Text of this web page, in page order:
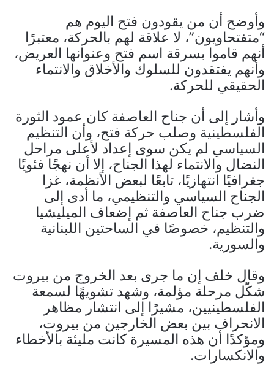
وأوضح أن من يقودون فتح اليوم هم
“متفتحاويون”، لا علاقة لهم بالحركة، معتبرًا
أنهم قاموا بسرقة اسم فتح وعنوانها العريض،
وأنهم يفتقدون للسلوك والأخلاق والانتماء
الحقيقي للحركة.
وأشار إلى أن جناح العاصفة كان عمود الثورة
الفلسطينية وصلب حركة فتح، وأن التنظيم
السياسي لم يكن سوى إعداد لأعلى مراحل
النضال والانتماء لهذا الجناح، إلا أن نهجًا فئويًا
جغرافيًا انتهازيًا، تابعًا لبعض الأنظمة، غزا
الجناح السياسي والتنظيمي، ما أدى إلى
ضرب جناح العاصفة ثم إضعاف الميليشيا
والتنظيم، خصوصًا في الساحتين اللبنانية
والسورية.
وقال خلف إن ما جرى بعد الخروج من بيروت
شكّل مرحلة مؤلمة، وشهد تشويهًا لسمعة
الفلسطينيين، مشيرًا إلى انتشار مظاهر
الانحراف بين بعض الخارجين من بيروت،
ومؤكدًا أن هذه المسيرة كانت مليئة بالأخطاء
والانكسارات.